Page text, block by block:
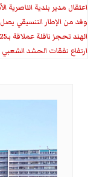
اعتقال مدير بلدية الناصرية الأسبق
وفد من الإطار التنسيقي
الهند تحجز ناقلة عملاقة بـ25 مليون دولار لشراء النفط العراقي
ارتفاع نفقات الحشد الشعبي بنسبة 72%